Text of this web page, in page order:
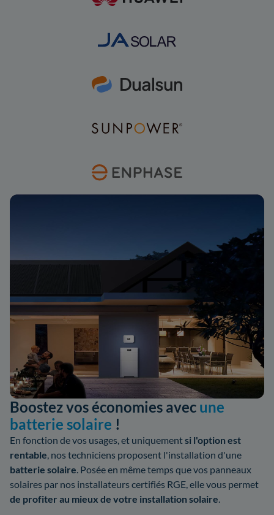
Boostez vos économies avec une
batterie solaire !
En fonction de vos usages, et uniquementsi l'option est
rentable, nos techniciens proposent l'installation d'une
batterie solaire. Posée en même temps que vos panneaux
solaires par nos installateurs certifiés RGE, elle vous permet
de profiter au mieux de votre installation solaire.